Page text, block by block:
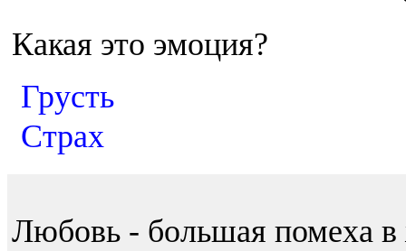
Какая это эмоция?
Грусть
Страх
Любовь - большая помеха